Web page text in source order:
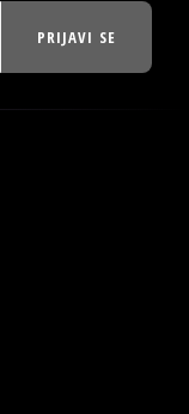
PRIJAVI SE